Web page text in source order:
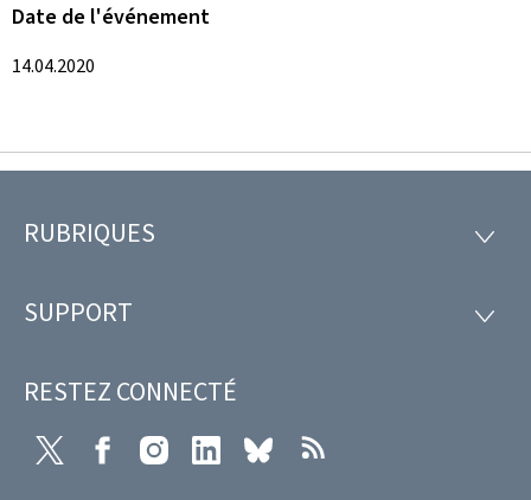
Date de l'événement
14.04.2020
Pied
page
RUBRIQUES
SUPPORT
RESTEZ CONNECTÉ
FacebookInstagramLinkedIn Bluesky